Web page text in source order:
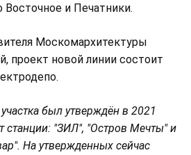
и Печатники.
Москомархитектуры
проект новой линии состоит
был утверждён в 2021
станции: "ЗИЛ", "Остров Мечты" и
На утвержденных сейчас